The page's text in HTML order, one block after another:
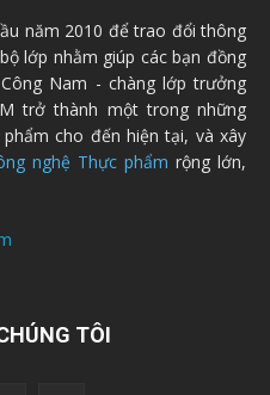
năm 2010 để trao đổi thông
lớp nhằm giúp các bạn đồng
Nam - chàng lớp trưởng
trở thành một trong những
cho đến hiện tại, và xây
nghệ Thực phẩm rộng lớn,
TÔI